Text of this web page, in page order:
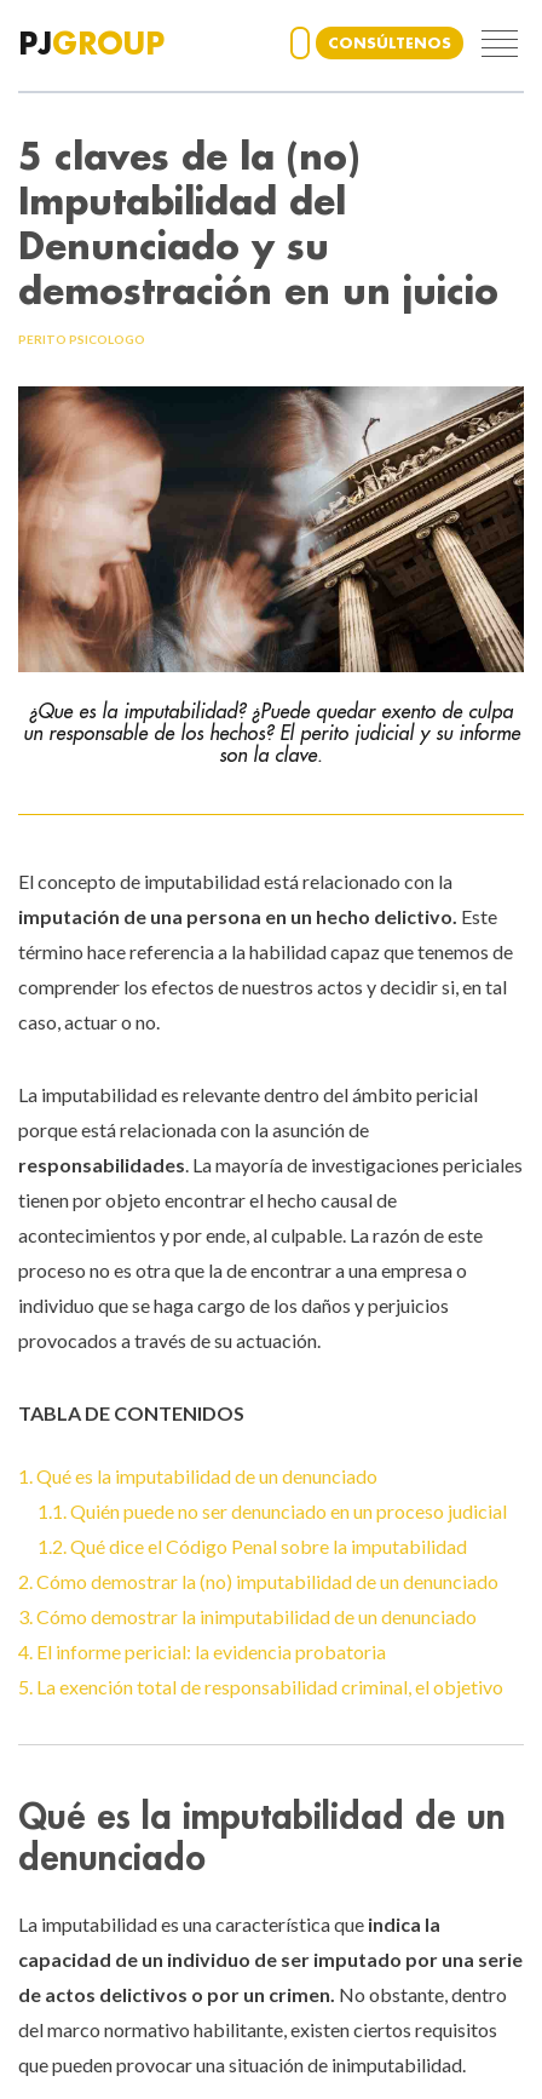
PJGROUP CONSÚLTENOS
5 claves de la (no)
Imputabilidad del
Denunciado y su
demostración en un juicio
PERITO PSICOLOGO
¿Que es la imputabilidad? ¿Puede quedar exento de culpa
un responsable de los hechos? El perito judicial y su informe
son la clave.
El concepto de imputabilidad está relacionado con la
imputación de una persona en un hecho delictivo. Este
término hace referencia a la habilidad capaz que tenemos de
comprender los efectos de nuestros actos y decidir si, en tal
caso, actuar o no.
La imputabilidad es relevante dentro del ámbito pericial
porque está relacionada con la asunción de
responsabilidades . La mayoría de investigaciones periciales
tienen por objeto encontrar el hecho causal de
acontecimientos y por ende, al culpable. La razón de este
proceso no es otra que la de encontrar a una empresa o
individuo que se haga cargo de los daños y perjuicios
provocados a través de su actuación.
TABLA DE CONTENIDOS
1. Qué es la imputabilidad de un denunciado
1.1. Quién puede no ser denunciado en un proceso judicial
1.2. Qué dice el Código Penal sobre la imputabilidad
2. Cómo demostrar la (no) imputabilidad de un denunciado
3. Cómo demostrar la inimputabilidad de un denunciado
4. El informe pericial: la evidencia probatoria
5. La exención total de responsabilidad criminal, el objetivo
Qué es la imputabilidad de un
denunciado
La imputabilidad es una característica que indica la
capacidad de un individuo de ser imputado por una serie
de actos delictivos o por un crimen. No obstante, dentro
del marco normativo habilitante, existen ciertos requisitos
que pueden provocar una situación de inimputabilidad.